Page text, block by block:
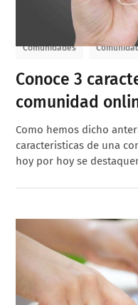
Comunidades
Conoce 3
comunidad
Como hemos dicho
caracteristicas de una
hoy por hoy se